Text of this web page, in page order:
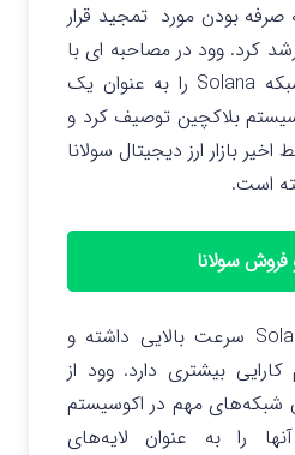
صرفه بودن مورد تمجید قرار
وود در مصاحبه ای با
CNBC در ۱۵ نوامبر، شبکه Solana را به عنوان یک
بلاکچین توصیف کرد و
بازار ارز دیجیتال سولانا
است.
سولانا
طبق اظهارات وود، Solana سرعت بالایی داشته و
بیشتری دارد.وود از
شبکه‌های مهم در اکوسیستم
را به عنوان لایه‌های